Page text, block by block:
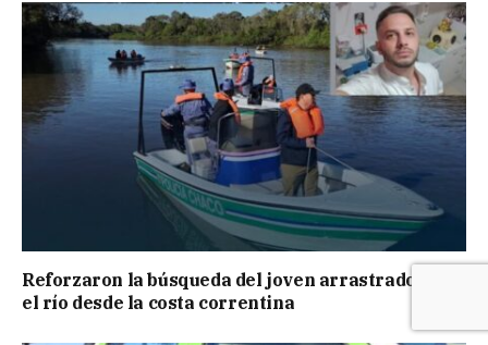
Reforzaron la búsqueda del joven arrastrado por
el río desde la costa correntina